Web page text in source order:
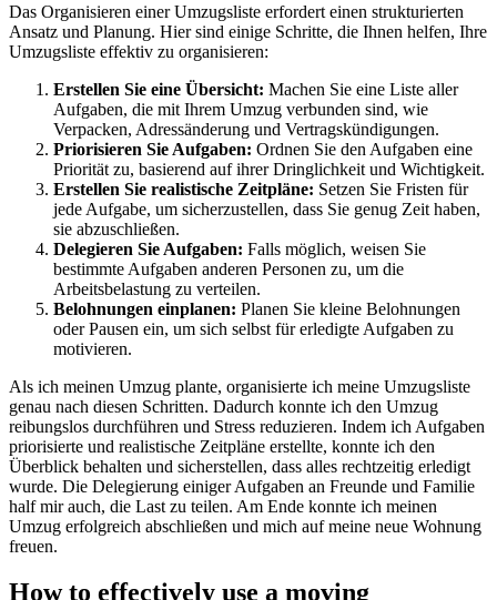
Das Organisieren einer Umzugsliste erfordert einen strukturierten
Ansatz und Planung. Hier sind einige Schritte, die Ihnen helfen, Ihre
Umzugsliste effektiv zu organisieren:
Erstellen Sie eine Übersicht: Machen Sie eine Liste aller
Aufgaben, die mit Ihrem Umzug verbunden sind, wie
Verpacken, Adressänderung und Vertragskündigungen.
Priorisieren Sie Aufgaben: Ordnen Sie den Aufgaben eine
Priorität zu, basierend auf ihrer Dringlichkeit und Wichtigkeit.
Erstellen Sie realistische Zeitpläne: Setzen Sie Fristen für
jede Aufgabe, um sicherzustellen, dass Sie genug Zeit haben,
sie abzuschließen.
Delegieren Sie Aufgaben: Falls möglich, weisen Sie
bestimmte Aufgaben anderen Personen zu, um die
Arbeitsbelastung zu verteilen.
Belohnungen einplanen: Planen Sie kleine Belohnungen
oder Pausen ein, um sich selbst für erledigte Aufgaben zu
motivieren.
Als ich meinen Umzug plante, organisierte ich meine Umzugsliste
genau nach diesen Schritten. Dadurch konnte ich den Umzug
reibungslos durchführen und Stress reduzieren. Indem ich Aufgaben
priorisierte und realistische Zeitpläne erstellte, konnte ich den
Überblick behalten und sicherstellen, dass alles rechtzeitig erledigt
wurde. Die Delegierung einiger Aufgaben an Freunde und Familie
half mir auch, die Last zu teilen. Am Ende konnte ich meinen
Umzug erfolgreich abschließen und mich auf meine neue Wohnung
freuen.
How to effectively use a moving